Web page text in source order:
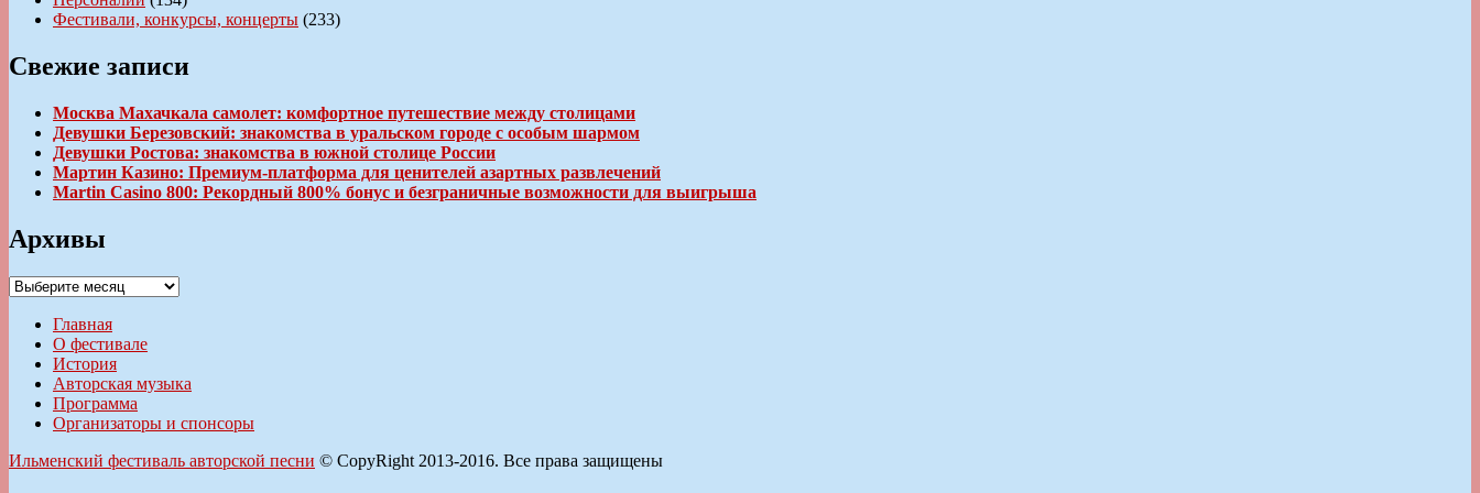
Фестивали, конкурсы, концерты (233)
Свежие записи
Москва Махачкала самолет: комфортное путешествие между столицами
Девушки Березовский: знакомства в уральском городе с особым шармом
Девушки Ростова: знакомства в южной столице России
Мартин Казино: Премиум-платформа для ценителей азартных развлечений
Martin Casino 800: Рекордный 800% бонус и безграничные возможности для выигрыша
Архивы
Архивы
Главная
О фестивале
История
Авторская музыка
Программа
Организаторы и спонсоры
Ильменский фестиваль авторской песни © CopyRight 2013-2016. Все права защищены